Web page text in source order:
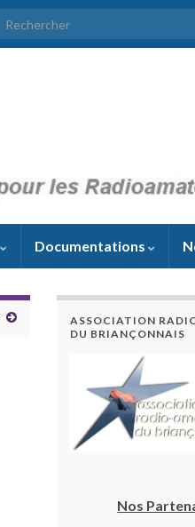
Search for:
Documentations
ASSOCIATION
DU BRIANÇONNAIS
Nos